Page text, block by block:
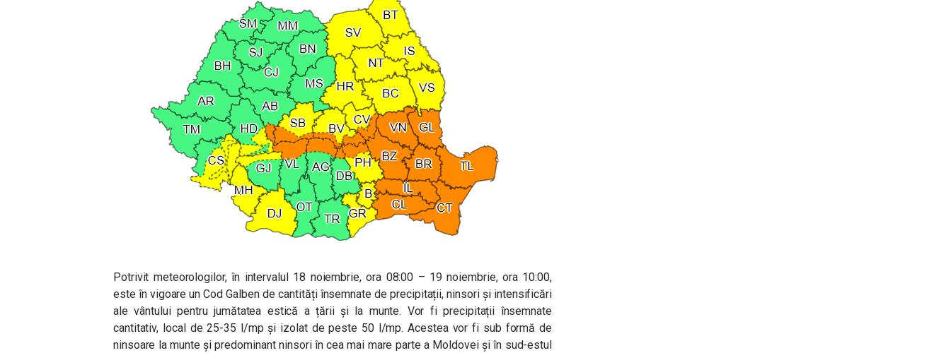
Potrivit meteorologilor, în intervalul 18 noiembrie, ora 08:00 – 19 noiembrie, ora 10:00,
este în vigoare un Cod Galben de cantități însemnate de precipitații, ninsori și intensificări
ale vântului pentru jumătatea estică a țării și la munte. Vor fi precipitații însemnate
cantitativ, local de 25-35 l/mp și izolat de peste 50 l/mp. Acestea vor fi sub formă de
ninsoare la munte și predominant ninsori în cea mai mare parte a Moldovei și în sud-estul